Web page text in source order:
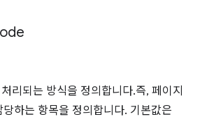
리되는 방식을 정의합니다.즉, 페이지
하는 항목을 정의합니다. 기본값은